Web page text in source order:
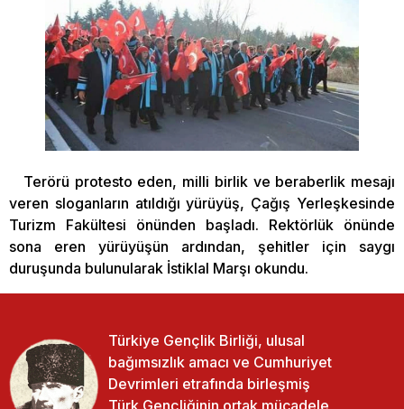
Terörü protesto eden, milli birlik ve beraberlik mesajı
veren sloganların atıldığı yürüyüş, Çağış Yerleşkesinde
Turizm Fakültesi önünden başladı. Rektörlük önünde
sona eren yürüyüşün ardından, şehitler için saygı
duruşunda bulunularak İstiklal Marşı okundu.
Türkiye Gençlik Birliği, ulusal
bağımsızlık amacı ve Cumhuriyet
Devrimleri etrafında birleşmiş